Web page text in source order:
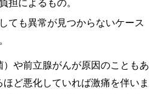
担によるもの。
ても異常が見つからないケース
や前立腺がんが原因のこともあ
ど悪化していれば激痛を伴いま